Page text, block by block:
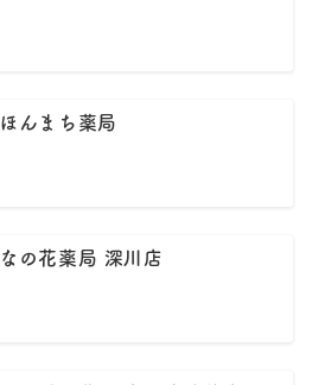
ほんまち薬局
なの花薬局 深川店